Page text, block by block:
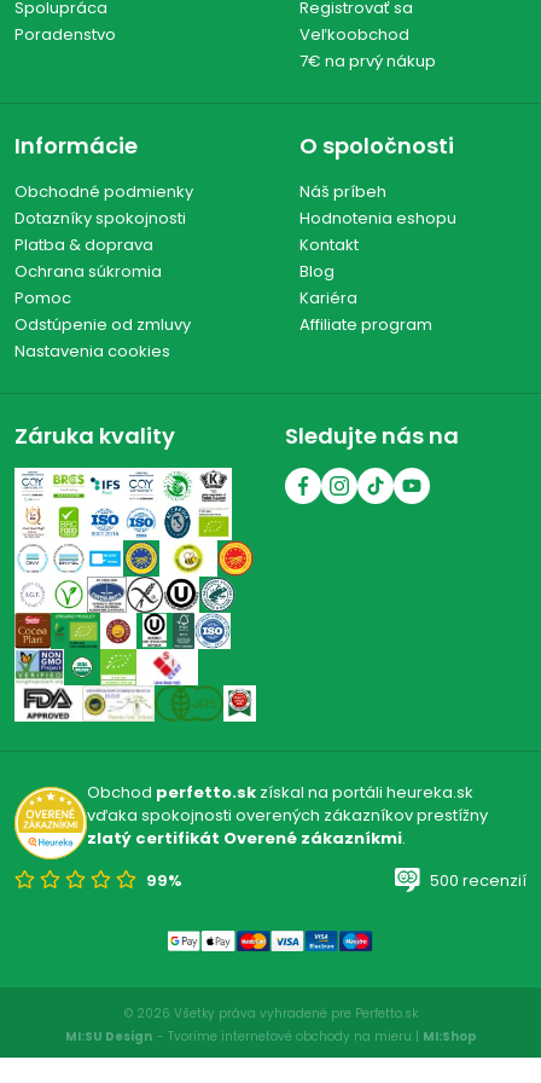
Spolupráca
Poradenstvo
Registrovať sa
Veľkoobchod
7€ na prvý nákup
Informácie
Obchodné podmienky
Dotazníky spokojnosti
Platba & doprava
Ochrana súkromia
Pomoc
Odstúpenie od zmluvy
Nastavenia cookies
O spoločnosti
Náš príbeh
Hodnotenia eshopu
Kontakt
Blog
Kariéra
Affiliate program
Záruka kvality Sledujte nás na
Obchod perfetto.skzískal na portáli heureka.sk
vďaka spokojnosti overených zákazníkov prestížny
zlatý certifikát Overené zákazníkmi.
99%
500 recenzií
© 2026 Všetky práva vyhradené pre Perfetto.sk
MI:SU Design - Tvoríme internetové obchody na mieru | MI:Shop